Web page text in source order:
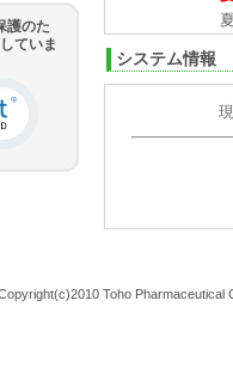
システム情報
護のた
ていま
Toho Pharmaceutical